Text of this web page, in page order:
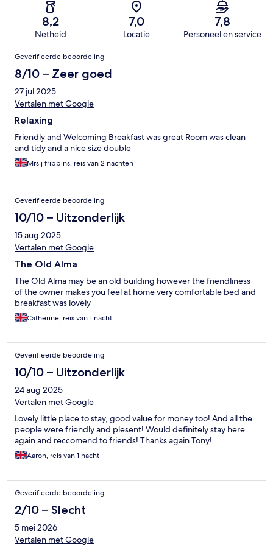
8,2
Netheid
7,0
Locatie
7,8
Personeel en service
Beoordelingen
Geverifieerde beoordeling
8/10 – Zeer goed
27 jul 2025
Vertalen met Google
Relaxing
Friendly and Welcoming Breakfast was great Room was clean
and tidy and a nice size double
Mrs j fribbins, reis van 2 nachten
Geverifieerde beoordeling
10/10 – Uitzonderlijk
15 aug 2025
Vertalen met Google
The Old Alma
The Old Alma may be an old building however the friendliness
of the owner makes you feel at home very comfortable bed and
breakfast was lovely
Catherine, reis van 1 nacht
Geverifieerde beoordeling
10/10 – Uitzonderlijk
24 aug 2025
Vertalen met Google
Lovely little place to stay, good value for money too! And all the
people were friendly and plesent! Would definitely stay here
again and reccomend to friends! Thanks again Tony!
Aaron, reis van 1 nacht
Geverifieerde beoordeling
2/10 – Slecht
5 mei 2026
Vertalen met Google